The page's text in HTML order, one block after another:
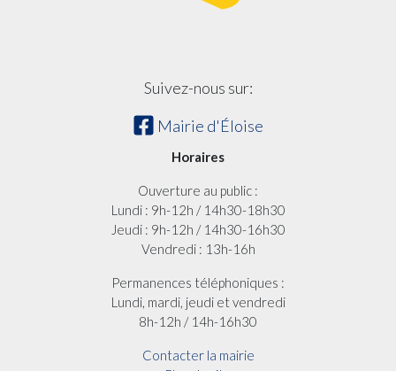
Suivez-nous sur:
Mairie d'Éloise
Horaires
Ouverture au public :
Lundi : 9h-12h / 14h30-18h30
Jeudi : 9h-12h / 14h30-16h30
Vendredi : 13h-16h
Permanences téléphoniques :
Lundi, mardi, jeudi et vendredi
8h-12h / 14h-16h30
Contacter la mairie